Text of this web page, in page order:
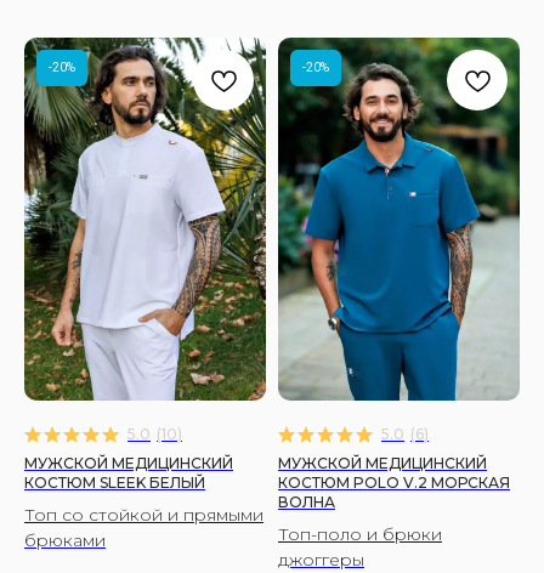
-20%
5.0 (10)
МУЖСКОЙ МЕДИЦИНСКИЙ
КОСТЮМ SLEEK БЕЛЫЙ
Топ со стойкой и прямыми
брюками
-20%
5.0 (6)
МУЖСКОЙ МЕДИЦИНСКИЙ
КОСТЮМ POLO V.2 МОРСКАЯ
ВОЛНА
Топ-поло и брюки
джоггеры